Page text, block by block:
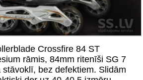
Crossfire 84 ST
rāmis, 84mm ritenīši SG 7
bez defektiem. Slidām